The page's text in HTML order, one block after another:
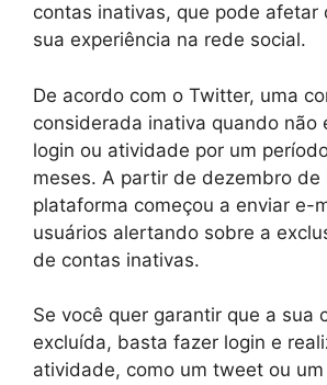
contas inativas, que pode afetar
sua experiência na rede social.
De acordo com o Twitter, uma
considerada inativa quando não
login ou atividade por um
meses. A partir de dezembro de
plataforma começou a enviar e-
usuários alertando sobre a
de contas inativas.
Se você quer garantir que a sua
excluída, basta fazer login e
atividade, como um tweet ou